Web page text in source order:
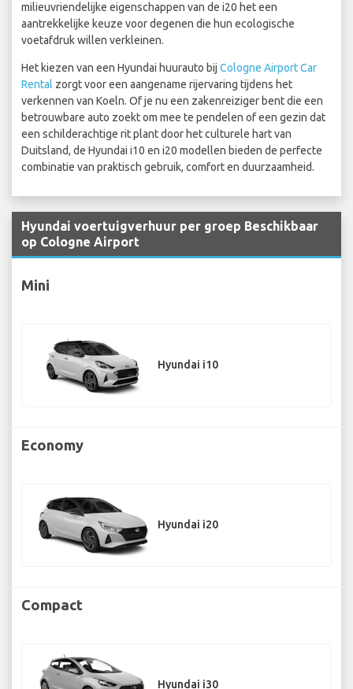
milieuvriendelijke eigenschappen van de i20 het een
aantrekkelijke keuze voor degenen die hun ecologische
voetafdruk willen verkleinen.
Het kiezen van een Hyundai huurauto bij Cologne Airport Car
Rental zorgt voor een aangename rijervaring tijdens het
verkennen van Koeln. Of je nu een zakenreiziger bent die een
betrouwbare auto zoekt om mee te pendelen of een gezin dat
een schilderachtige rit plant door het culturele hart van
Duitsland, de Hyundai i10 en i20 modellen bieden de perfecte
combinatie van praktisch gebruik, comfort en duurzaamheid.
Hyundai voertuigverhuur per groep Beschikbaar
op Cologne Airport
Mini
Hyundai i10
Economy
Hyundai i20
Compact
Hyundai i30